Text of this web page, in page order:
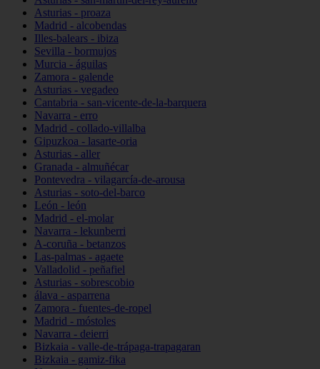
Asturias - proaza
Madrid - alcobendas
Illes-balears - ibiza
Sevilla - bormujos
Murcia - águilas
Zamora - galende
Asturias - vegadeo
Cantabria - san-vicente-de-la-barquera
Navarra - erro
Madrid - collado-villalba
Gipuzkoa - lasarte-oria
Asturias - aller
Granada - almuñécar
Pontevedra - vilagarcía-de-arousa
Asturias - soto-del-barco
León - león
Madrid - el-molar
Navarra - lekunberri
A-coruña - betanzos
Las-palmas - agaete
Valladolid - peñafiel
Asturias - sobrescobio
álava - asparrena
Zamora - fuentes-de-ropel
Madrid - móstoles
Navarra - deierri
Bizkaia - valle-de-trápaga-trapagaran
Bizkaia - gamiz-fika